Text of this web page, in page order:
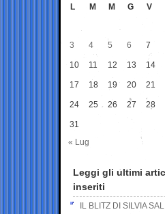
L M M G V
3 4 5 6 7
10 11 12 13 14
17 18 19 20 21
24 25 26 27 28
31
« Lug
Leggi gli ultimi
inseriti
IL BLITZ DI SILVIA